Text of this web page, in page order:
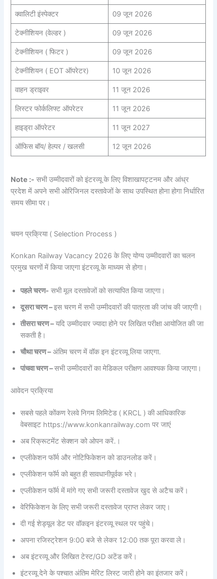
क्वालिटी इंस्पेक्टर 09 जून 2026
टेक्नीशियन (वेल्डर ) 09 जून 2026
टेक्नीशियन ( फिटर ) 09 जून 2026
टेक्नीशियन ( EOT ऑपरेटर) 10 जून 2026
वाहन ड्राइवर 11 जून 2026
लिस्टर फोर्कलिफ्ट ऑपरेटर 11 जून 2026
हाइड्रा ऑपरेटर 11 जून 2027
ऑफिस बॉय/ हेल्पर / खलसी 12 जून 2026
Note :- सभी उम्मीदवारों को इंटरव्यू के लिए विशाखापट्टनम और आंध्र
प्रदेश में अपने सभी ओरिजिनल दस्तावेजों के साथ उपस्थित होना होगा निर्धारित
समय सीमा पर।
चयन प्रक्रिया ( Selection Process )
Konkan Railway Vacancy 2026 के लिए योग्य उम्मीदवारों का चलन
प्रमुख चरणों में किया जाएगा इंटरव्यू के माध्यम से होगा।
पहले चरण- सभी मूल दस्तावेजों को सत्यापित किया जाएगा।
दूसरा चरण –इस चरण में सभी उम्मीदवारों की पात्रता की जांच की जाएगी।
तीसरा चरण –यदि उम्मीदवार ज्यादा होने पर लिखित परीक्षा आयोजित की जा
सकती है।
चौथा चरण –अंतिम चरण में वॉक इन इंटरव्यू लिया जाएगा.
पांचवा चरण –सभी उम्मीदवारों का मेडिकल परीक्षण आवश्यक किया जाएगा।
आवेदन प्रक्रिया
सबसे पहले कोंकण रेलवे निगम लिमिटेड ( KRCL ) की आधिकारिक
वेबसाइट https://www.konkanrailway.com पर जाएं
अब रिक्रूटमेंट सेक्शन को ओपन करें.।
एप्लीकेशन फॉर्म और नोटिफिकेशन को डाउनलोड करें।
एप्लीकेशन फॉर्म को बहुत ही सावधानीपूर्वक भरे।
एप्लीकेशन फॉर्म में मांगे गए सभी जरूरी दस्तावेज खुद से अटैच करें।
वेरिफिकेशन के लिए सभी जरूरी दस्तावेज प्राप्त लेकर जाए।
दी गई शेड्यूल डेट पर वॉकइन इंटरव्यू स्थल पर पहुंचे।
अपना रजिस्ट्रेशन 9:00 बजे से लेकर 12:00 तक पूरा करवा ले।
अब इंटरव्यू और लिखित टेस्ट/GD अटेंड करें।
इंटरव्यू देने के पश्चात अंतिम मेरिट लिस्ट जारी होने का इंतजार करें।